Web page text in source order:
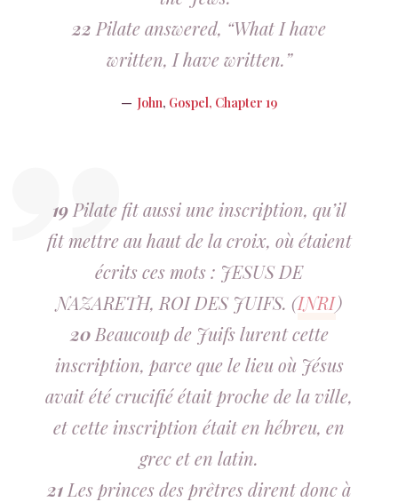
22 Pilate answered, “What I have
written, I have written.”
John, Gospel, Chapter 19
19 Pilate fit aussi une inscription, qu’il
fit mettre au haut de la croix, où étaient
écrits ces mots : JESUS DE
NAZARETH, ROI DES JUIFS. (INRI)
20Beaucoup de Juifs lurent cette
inscription, parce que le lieu où Jésus
avait été crucifié était proche de la ville,
et cette inscription était en hébreu, en
grec et en latin.
21 Les princes des prêtres dirent donc à